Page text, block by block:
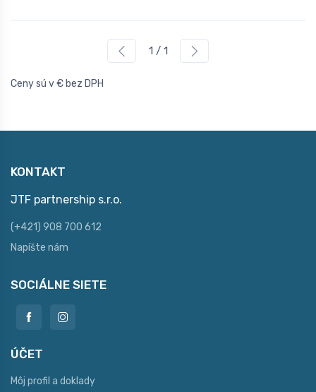
1 / 1
Ceny sú v € bez DPH
KONTAKT
JTF partnership s.r.o.
(+421) 908 700 612
Napíšte nám
SOCIÁLNE SIETE
ÚČET
Môj profil a doklady